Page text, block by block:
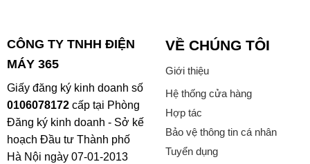
CÔNG TY TNHH ĐIỆN
MÁY 365
Giấy đăng ký kinh doanh số
0106078172cấp tại Phòng
Đăng ký kinh doanh - Sở kế
hoạch Đầu tư Thành phố
Hà Nội ngày 07-01-2013
VỀ CHÚNG TÔI
Giới thiệu
Hệ thống cửa hàng
Hợp tác
Bảo vệ thông tin cá nhân
Tuyển dụng